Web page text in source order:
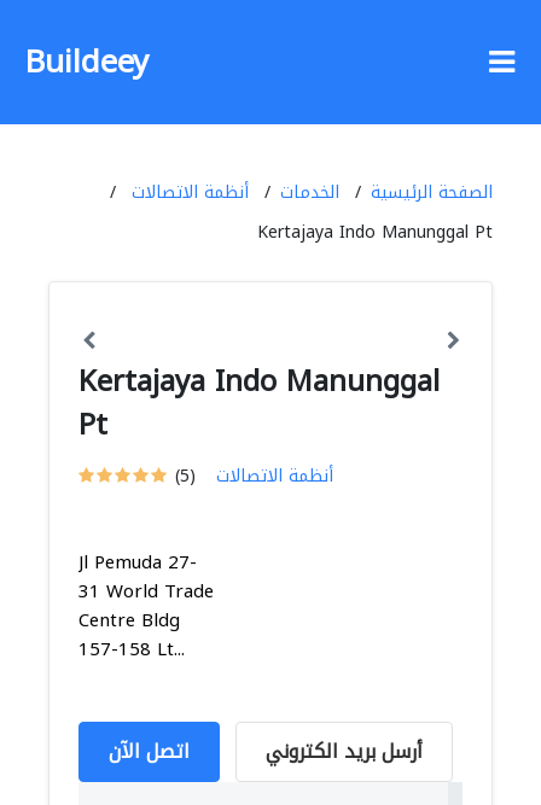
Buildeey
الصفحة الرئيسية الخدمات
أنظمة الاتصالات
Kertajaya Indo Manunggal Pt
Kertajaya Indo Manunggal
Pt
(5) أنظمة الاتصالات
Jl Pemuda 27-
31 World Trade
Centre Bldg
157-158 Lt...
اتصل الآن أرسل بريد الكتروني